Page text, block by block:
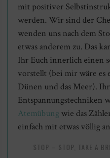
mit positiver
werden. Wir sind der
wenden uns nach dem
etwas anderem zu. Das
Ihr Euch innerlich einen
vorstellt (bei mir wäre es
Dünen und das Meer).
Entspannungstechniken
Atemübungwie das
einfach mit etwas völlig
STOP – STOP, TAKE A